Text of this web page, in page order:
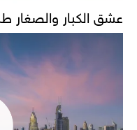
عشق الكبار والصغار